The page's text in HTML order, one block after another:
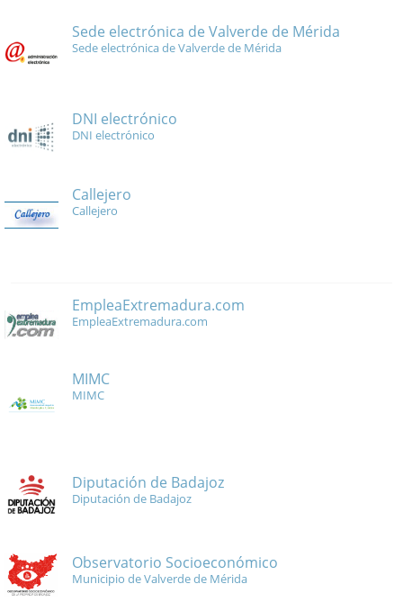
Sede electrónica de Valverde de Mérida
Sede electrónica de Valverde de Mérida
DNI electrónico
DNI electrónico
Callejero
Callejero
EmpleaExtremadura.com
EmpleaExtremadura.com
MIMC
MIMC
Diputación de Badajoz
Diputación de Badajoz
Observatorio Socioeconómico
Municipio de Valverde de Mérida